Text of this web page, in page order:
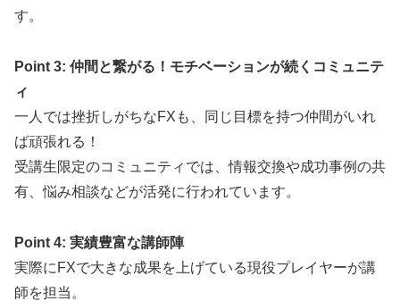
す。
Point 3: 仲間と繋がる！モチベーションが続くコミュニテ
ィ
一人では挫折しがちなFXも、同じ目標を持つ仲間がいれ
ば頑張れる！
受講生限定のコミュニティでは、情報交換や成功事例の共
有、悩み相談などが活発に行われています。
Point 4: 実績豊富な講師陣
実際にFXで大きな成果を上げている現役プレイヤーが講
師を担当。